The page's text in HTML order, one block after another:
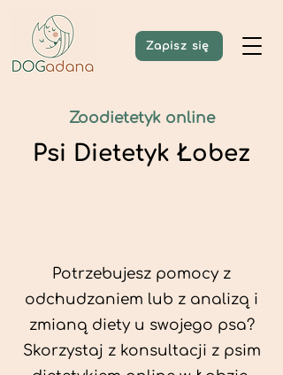
Zapisz się
Zoodietetyk online
Psi Dietetyk Łobez
Potrzebujesz pomocy z
odchudzaniem lub z analizą i
zmianą diety u swojego psa?
Skorzystaj z konsultacji z psim